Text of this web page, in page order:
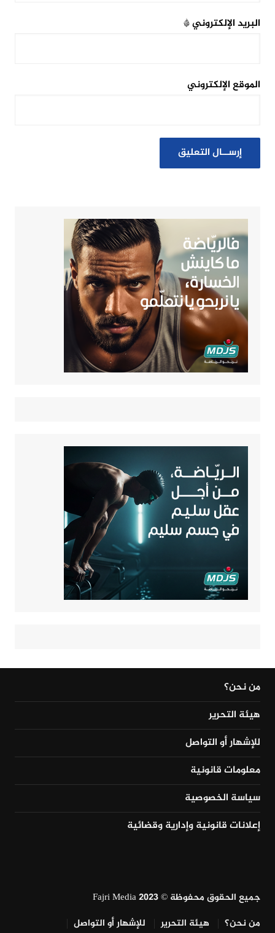
البريد الإلكتروني*
الموقع الإلكتروني
من نحن؟
هيئة التحرير
للإشهار أو التواصل
معلومات قانونية
سياسة الخصوصية
إعلانات قانونية وإدارية وقضائية
جميع الحقوق محفوظة © Fajri Media 2023
من نحن؟
هيئة التحرير
للإشهار أو التواصل